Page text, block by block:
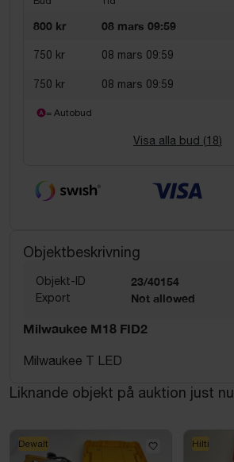
800 kr 08 mars 09:59
750 kr 08 mars 09:59
750 kr 08 mars 09:59
= Autobud
Visa alla bud (18)
Objektbeskrivning
Objekt-ID 23/40154
Export Not allowed
Milwaukee M18 FID2
Milwaukee T LED
Liknande objekt på auktion just nu
Dewalt Hilti